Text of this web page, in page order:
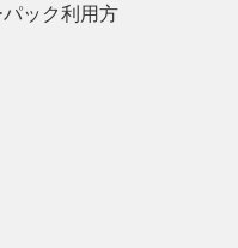
ック利用方